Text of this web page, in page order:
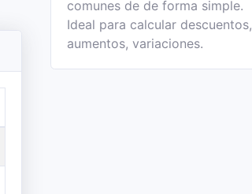
comunes de de forma simple.
Ideal para calcular descuentos,
aumentos, variaciones.